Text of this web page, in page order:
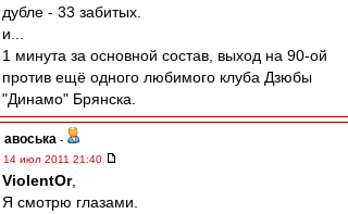
дубле - 33 забитых.
и...
1 минута за основной состав, выход на 90-ой
против ещё одного любимого клуба Дзюбы
"Динамо" Брянска.
авоська -
14 июл 2011 21:40
ViolentOr,
Я смотрю глазами.